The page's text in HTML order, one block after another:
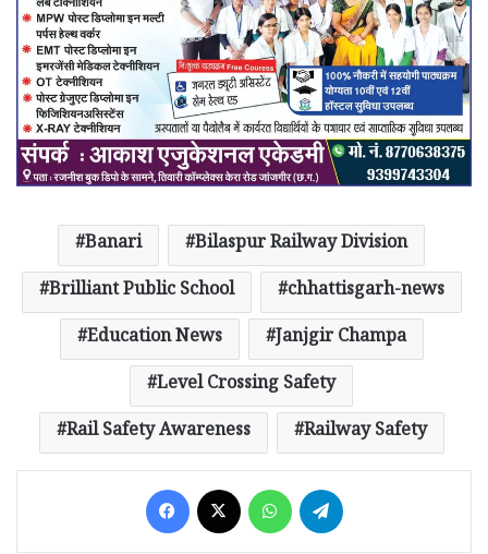
Banari
Bilaspur Railway Division
Brilliant Public School
chhattisgarh-news
Education News
Janjgir Champa
Level Crossing Safety
Rail Safety Awareness
Railway Safety
Facebook WhatsApp